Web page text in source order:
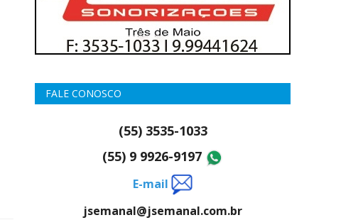
FALE CONOSCO
(55) 3535-1033
(55) 9 9926-9197
E-mail
jsemanal@jsemanal.com.br